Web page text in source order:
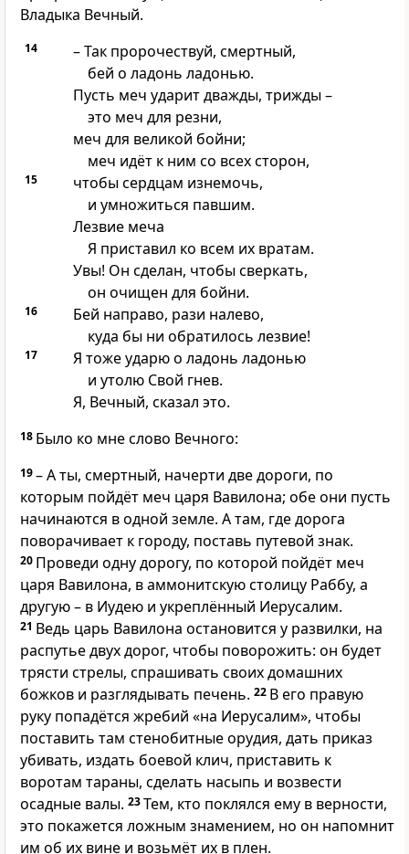
Владыка Вечный.
14
– Так пророчествуй, смертный,
бей о ладонь ладонью.
Пусть меч ударит дважды, трижды –
это меч для резни,
меч для великой бойни;
меч идёт к ним со всех сторон,
15
чтобы сердцам изнемочь,
и умножиться павшим.
Лезвие меча
Я приставил ко всем их вратам.
Увы! Он сделан, чтобы сверкать,
он очищен для бойни.
16
Бей направо, рази налево,
куда бы ни обратилось лезвие!
17
Я тоже ударю о ладонь ладонью
и утолю Свой гнев.
Я, Вечный, сказал это.
18 Было ко мне слово Вечного:
19– А ты, смертный, начерти две дороги, по
которым пойдёт меч царя Вавилона; обе они пусть
начинаются в одной земле. А там, где дорога
поворачивает к городу, поставь путевой знак.
20 Проведи одну дорогу, по которой пойдёт меч
царя Вавилона, в аммонитскую столицу Раббу, а
другую – в Иудею и укреплённый Иерусалим.
21 Ведь царь Вавилона остановится у развилки, на
распутье двух дорог, чтобы поворожить: он будет
трясти стрелы, спрашивать своих домашних
божков и разглядывать печень. 22 В его правую
руку попадётся жребий «на Иерусалим», чтобы
поставить там стенобитные орудия, дать приказ
убивать, издать боевой клич, приставить к
воротам тараны, сделать насыпь и возвести
осадные валы. 23Тем, кто поклялся ему в верности,
это покажется ложным знамением, но он напомнит
им об их вине и возьмёт их в плен.